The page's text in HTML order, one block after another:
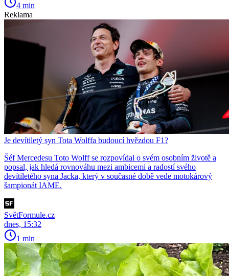
4 min
Reklama
Je devítiletý syn Tota Wolffa budoucí hvězdou F1?
Šéf Mercedesu Toto Wolff se rozpovídal o svém osobním životě a
popsal, jak hledá rovnováhu mezi ambicemi a radostí svého
devítiletého syna Jacka, který v současné době vede motokárový
šampionát IAME.
SvětFormule.cz
dnes, 15:32
1 min